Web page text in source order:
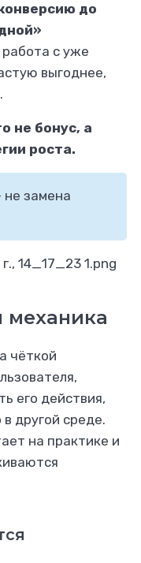
до
с уже
выгоднее,
не бонус, а
роста.
не замена
механика
чёткой
его действия,
другой среде.
на практике и